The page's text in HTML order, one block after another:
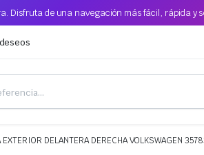
Disfruta de una navegación más fácil, rápida y
EXTERIOR DELANTERA DERECHA VOLKSWAGEN